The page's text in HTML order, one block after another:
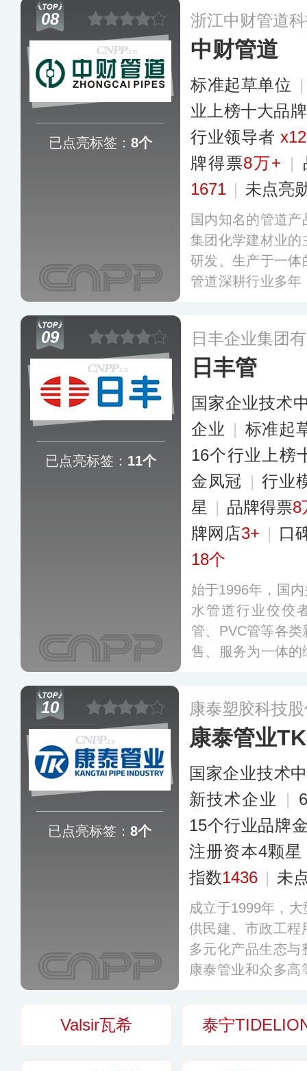
可提供过万种优
修、民用建筑、
响力及渗透力。更
08
已点亮标签： 8个
浙江中财管道
中财管道
标准起草单位
业上榜十大品牌
行业领导者
牌得票8万+ |
1671 | 未点亮
国内知名的管道
集团化学建材业
研发、生产于一
管道深耕行业多
品，年生产能力
市政、家装、暖
下营销服务网点
区。更多
09
已点亮标签： 11个
日丰企业集团
日丰管
国家企业技术
企业 | 标准起
16个行业上榜
金凤冠 | 行业
星 | 品牌得票8
牌网店3+ | 口
18个
始于1996年，国
水管道行业佼佼
管、PVC管等各
售、服务为一体
每年销售新型管道
0多个国家和地区
10
已点亮标签： 8个
康泰塑胶科技
康泰管业TK
国家企业技术
新技术企业
|
15个行业品牌
注册资本4颗星
指数1436 | 未
成立于1999年，
供民建、市政工程
多元化产品生态
康泰管业和众多
政、住宅、商业
Valsir瓦希 泰宁